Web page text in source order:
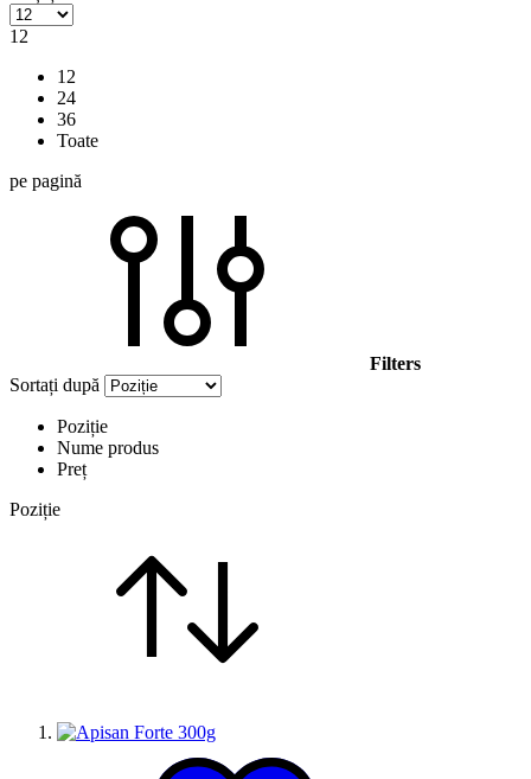
12
12
24
36
Toate
pe pagină
Filters
Sortați după
Poziție
Nume produs
Preț
Poziție